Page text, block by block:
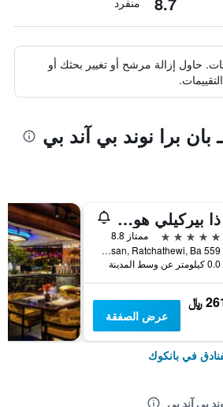
حاول إزالة مرشح أو تغيير بحثك أو
بان برا نوند بي آند بي
ذا بيركيلي هوتل براتونام
5 نجوم
ممتاز 8.8
559 Ratcharaprarop Rd., Makkasan, Ratchathewi, Ba, بانكوك, تايلاند
0.0 كيلومتر عن وسط المدينة
﷼
عرض الصفقة
في بانكوك
بي آند بي